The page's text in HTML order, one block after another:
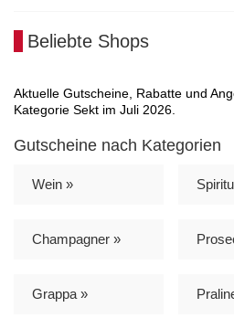
Beliebte Shops
Aktuelle Gutscheine, Rabatte und
Kategorie Sekt im Juli 2026.
Gutscheine nach Kategorien
Wein »
Champagner »
Grappa »